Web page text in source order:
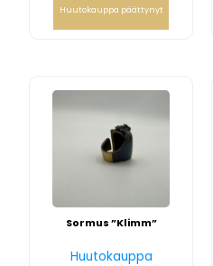
Huutokauppa päättynyt
Sormus ”Klimm”
Huutokauppa